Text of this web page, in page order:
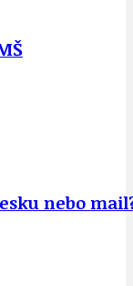
nebo